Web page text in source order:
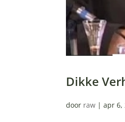
Dikke
door raw |apr 6,